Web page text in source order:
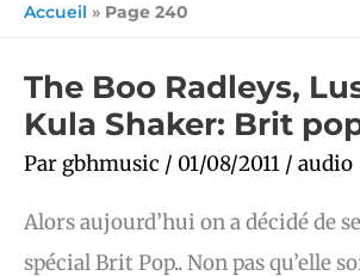
Accueil » Page 240
The Boo Radleys,
Kula Shaker: Brit
Par gbhmusic / 01/08/2011 / audio
Alors aujourd’hui on a décidé de
spécial Brit Pop.. Non pas qu’elle
The
Boo
Radleys,
Lush,
Rialto,
Kula
Brit
sunday